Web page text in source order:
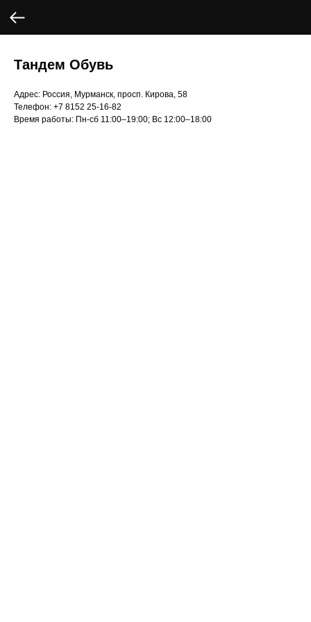
Тандем Обувь
Адрес: Россия, Мурманск, просп. Кирова, 58
Телефон: +7 8152 25‑16-82
Время работы: Пн-сб 11:00–19:00; Вс 12:00–18:00